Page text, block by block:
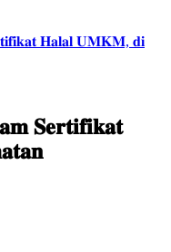
𝐇𝐚𝐥𝐚𝐥 𝐔𝐌𝐊𝐌, 𝐝𝐢
𝐒𝐞𝐫𝐭𝐢𝐟𝐢𝐤𝐚𝐭